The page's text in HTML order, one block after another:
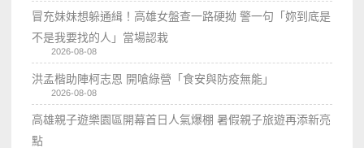
冒充妹妹想躲通緝！高雄女盤查一路硬拗 警一句「妳到底是
不是我要找的人」當場認栽
2026-08-08
洪孟楷助陣柯志恩 開嗆綠營「食安與防疫無能」
2026-08-08
高雄親子遊樂園區開幕首日人氣爆棚 暑假親子旅遊再添新亮
點